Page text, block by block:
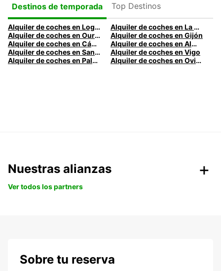
Destinos de temporada
Top Destinos
Alquiler de coches en Logroño
Alquiler de coches en La Coruña
Alquiler de coches en Ourense
Alquiler de coches en Gijón
Alquiler de coches en Cádiz
Alquiler de coches en Almería
Alquiler de coches en Santander
Alquiler de coches en Vigo
Alquiler de coches en Palma
Alquiler de coches en Oviedo
Nuestras alianzas
Ver todos los partners
Sobre tu reserva